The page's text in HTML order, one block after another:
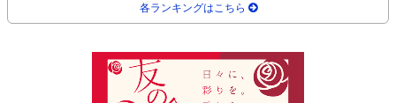
各ランキングはこちら